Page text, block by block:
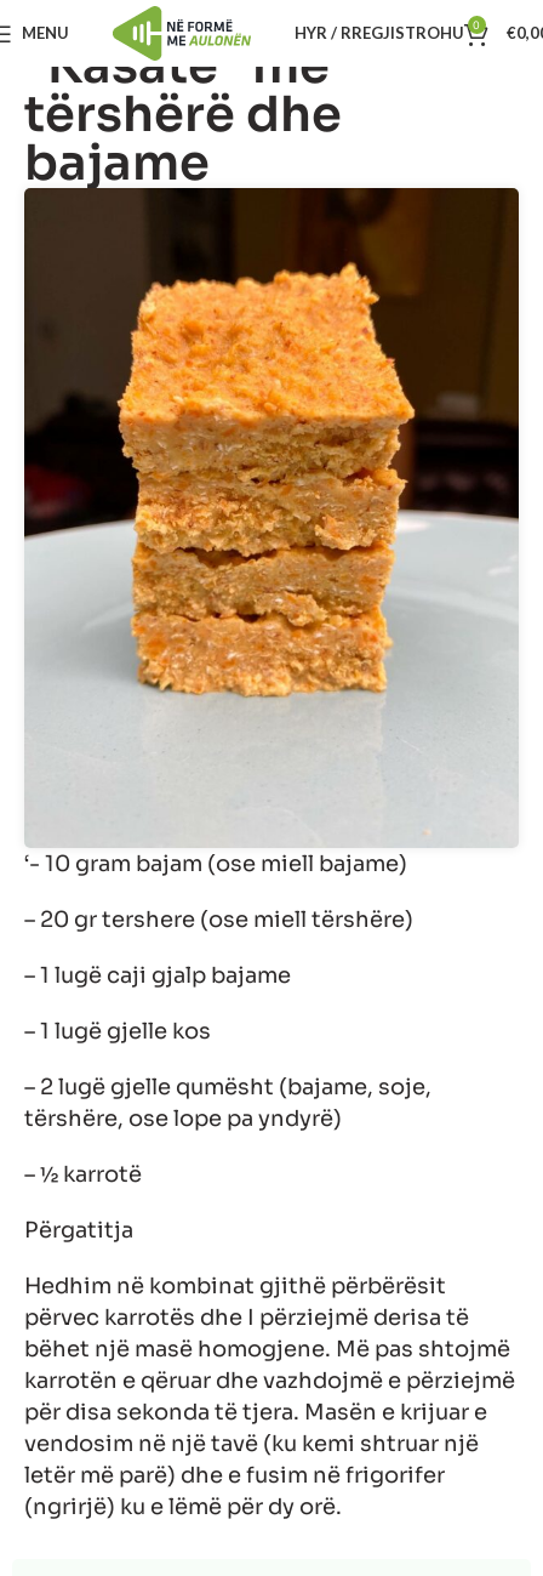
MENU HYR / RREGJISTROHU 0 €
“Kasatë” me
tërshërë dhe
bajame
‘- 10 gram bajam (ose miell bajame)
– 20 gr tershere (ose miell tërshëre)
– 1 lugë caji gjalp bajame
– 1 lugë gjelle kos
– 2 lugë gjelle qumësht (bajame, soje,
tërshëre, ose lope pa yndyrë)
– ½ karrotë
Përgatitja
Hedhim në kombinat gjithë përbërësit
përvec karrotës dhe I përziejmë derisa të
bëhet një masë homogjene. Më pas shtojmë
karrotën e qëruar dhe vazhdojmë e përziejmë
për disa sekonda të tjera. Masën e krijuar e
vendosim në një tavë (ku kemi shtruar një
letër më parë) dhe e fusim në frigorifer
(ngrirjë) ku e lëmë për dy orë.